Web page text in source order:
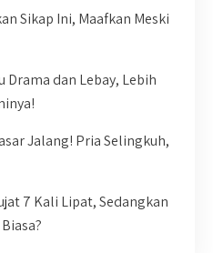
Sikap Ini, Maafkan Meski
Drama dan Lebay, Lebih
Jalang! Pria Selingkuh,
7 Kali Lipat, Sedangkan